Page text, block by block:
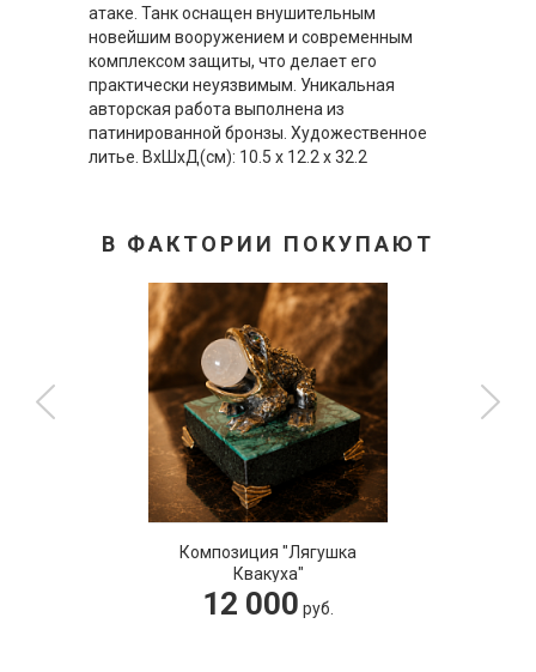
атаке. Танк оснащен внушительным
новейшим вооружением и современным
комплексом защиты, что делает его
практически неуязвимым. Уникальная
авторская работа выполнена из
патинированной бронзы. Художественное
литье. ВхШхД(см): 10.5 х 12.2 х 32.2
В ФАКТОРИИ ПОКУПАЮТ
Композиция "Лягушка
Квакуха"
12 000 руб.